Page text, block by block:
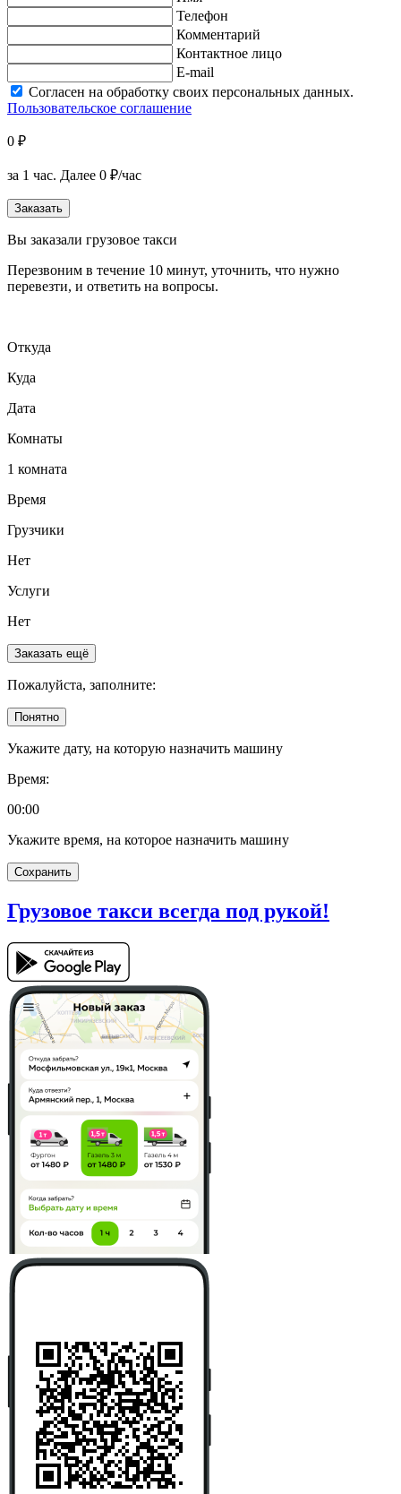
Телефон
Комментарий
Контактное лицо
E-mail
Согласен на обработку своих персональных данных.
Пользовательское соглашение
0 ₽
за 1 час. Далее 0 ₽/час
Заказать
Вы заказали грузовое такси
Перезвоним в течение 10 минут, уточнить, что нужно
перевезти, и ответить на вопросы.
Откуда
Куда
Дата
Комнаты
1 комната
Время
Грузчики
Нет
Услуги
Нет
Заказать ещё
Пожалуйста, заполните:
Понятно
Укажите дату, на которую назначить машину
Время:
00:00
Укажите время, на которое назначить машину
Сохранить
Грузовое такси всегда под рукой!